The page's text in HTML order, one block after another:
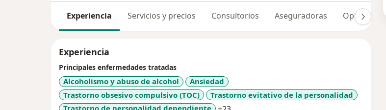
Experiencia Servicios y precios Consultorios Aseguradoras Opiniones
Experiencia
Principales enfermedades tratadas
Alcoholismo y abuso de alcohol
Ansiedad
Trastorno obsesivo compulsivo (TOC)
Trastorno evitativo de la personalidad